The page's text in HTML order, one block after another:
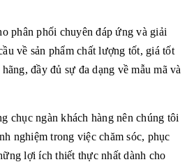
phân phối chuyên đáp ứng và giải
về sản phẩm chất lượng tốt, giá tốt
đầy đủ sự đa dạng về mẫu mã và
chục ngàn khách hàng nên chúng tôi
nghiệm trong việc chăm sóc, phục
lợi ích thiết thực nhất dành cho